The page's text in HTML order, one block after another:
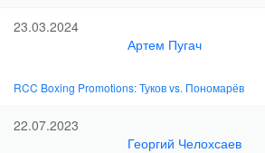
23.03.2024
Артем Пугач
RCC Boxing Promotions: Туков vs. Пономарёв
22.07.2023
Георгий Челохсаев